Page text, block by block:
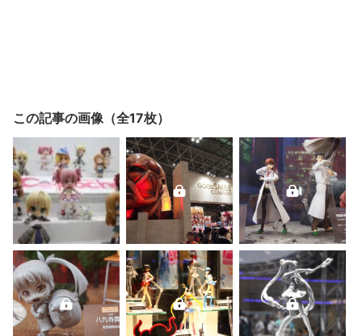
この記事の画像（全17枚）